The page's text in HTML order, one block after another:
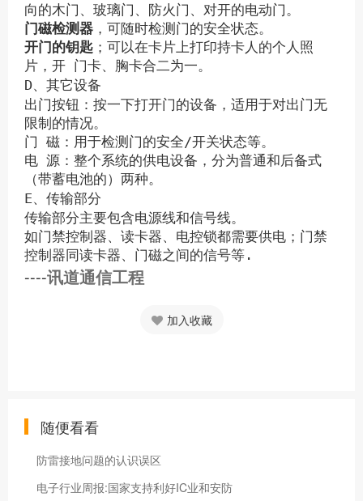
向的木门、玻璃门、防火门、对开的电动门。
门磁检测器 ，可随时检测门的安全状态。
开门的钥匙 ；可以在卡片上打印持卡人的个人照
片，开 门卡、胸卡合二为一。
D、其它设备
出门按钮：按一下打开门的设备，适用于对出门无
限制的情况。
门 磁：用于检测门的安全/开关状态等。
电 源：整个系统的供电设备，分为普通和后备式
（带蓄电池的）两种。
E、传输部分
传输部分主要包含电源线和信号线。
如门禁控制器、读卡器、电控锁都需要供电；门禁
控制器同读卡器、门磁之间的信号等.
----讯道通信工程
加入收藏
随便看看
防雷接地问题的认识误区
电子行业周报:国家支持利好IC业和安防